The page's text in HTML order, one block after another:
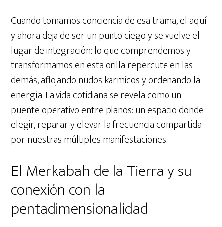
Cuando tomamos conciencia de esa trama, el aquí
y ahora deja de ser un punto ciego y se vuelve el
lugar de integración: lo que comprendemos y
transformamos en esta orilla repercute en las
demás, aflojando nudos kármicos y ordenando la
energía. La vida cotidiana se revela como un
puente operativo entre planos: un espacio donde
elegir, reparar y elevar la frecuencia compartida
por nuestras múltiples manifestaciones.
El Merkabah de la Tierra y su
conexión con la
pentadimensionalidad